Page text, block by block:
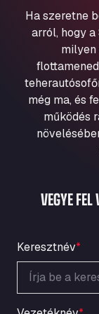
Aqua Ariva
Marie-
Aral
An der
ARAL
Oppelner Str.
ARAL
Nellinger
ARAL
ARAL
GmbH
Ardleigh
a120
Area 47
Ha szeretne
arról, hogy
milyen
még ma, és
működés
VEGYE
Keresztnév*